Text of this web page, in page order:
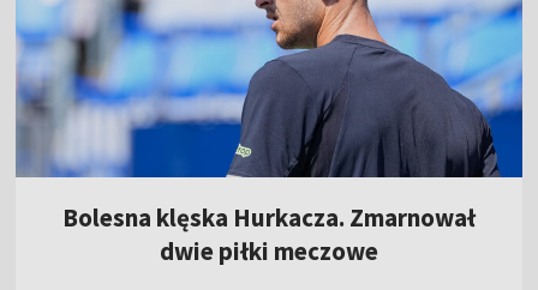
Bolesna klęska Hurkacza. Zmarnował
dwie piłki meczowe